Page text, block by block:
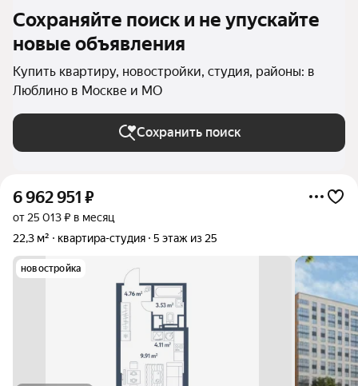
Сохраняйте поиск и не упускайте
новые объявления
Купить квартиру, новостройки, студия, районы: в
Люблино в Москве и МО
Сохранить поиск
6 962 951 ₽
от 25 013 ₽ в месяц
22,3 м²
квартира-студия 5 этаж из 25
новостройка